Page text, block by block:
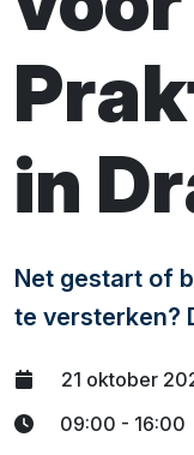
in
Net gestart of
te versterken?
21 oktober
09:00 - 16:00